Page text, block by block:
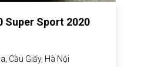
Super Sport 2020
Cầu Giấy, Hà Nội